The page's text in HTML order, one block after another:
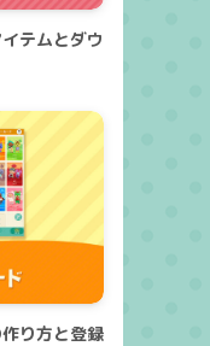
テムとダウ
り方と登録